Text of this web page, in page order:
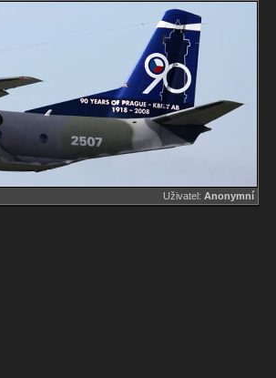
Uživatel: Anonymní